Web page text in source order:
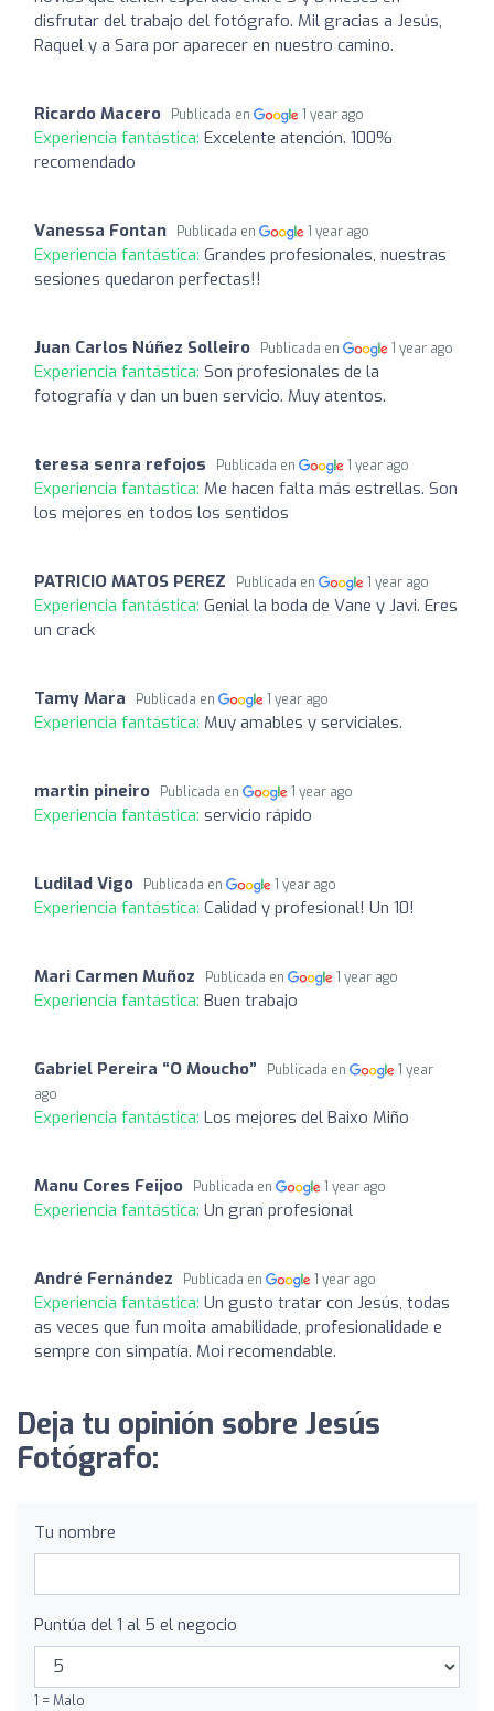
disfrutar del trabajo del fotógrafo. Mil gracias a Jesús,
Raquel y a Sara por aparecer en nuestro camino.
Ricardo Macero Publicada en 1 year ago
Experiencia fantástica: Excelente atención. 100%
recomendado
Vanessa Fontan Publicada en 1 year ago
Experiencia fantástica: Grandes profesionales, nuestras
sesiones quedaron perfectas!!
Juan Carlos Núñez Solleiro Publicada en 1 year ago
Experiencia fantástica: Son profesionales de la
fotografía y dan un buen servicio. Muy atentos.
teresa senra refojos Publicada en 1 year ago
Experiencia fantástica: Me hacen falta más estrellas. Son
los mejores en todos los sentidos
PATRICIO MATOS PEREZ Publicada en 1 year ago
Experiencia fantástica: Genial la boda de Vane y Javi. Eres
un crack
Tamy Mara Publicada en 1 year ago
Experiencia fantástica: Muy amables y serviciales.
martin pineiro Publicada en 1 year ago
Experiencia fantástica: servicio rápido
Ludilad Vigo Publicada en 1 year ago
Experiencia fantástica: Calidad y profesional! Un 10!
Mari Carmen Muñoz Publicada en 1 year ago
Experiencia fantástica: Buen trabajo
Gabriel Pereira “O Moucho” Publicada en
1 year
ago
Experiencia fantástica: Los mejores del Baixo Miño
Manu Cores Feijoo Publicada en 1 year ago
Experiencia fantástica: Un gran profesional
André Fernández Publicada en 1 year ago
Experiencia fantástica: Un gusto tratar con Jesús, todas
as veces que fun moita amabilidade, profesionalidade e
sempre con simpatía. Moi recomendable.
Deja tu opinión sobre Jesús
Fotógrafo:
Tu nombre
Puntúa del 1 al 5 el negocio
1 = Malo